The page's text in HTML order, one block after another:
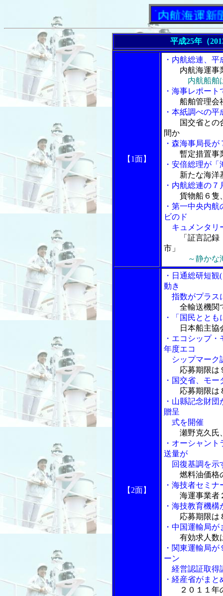
「内航海運新聞」ニ
平成25年（
【1面】
・内航総連、
内航海運事
内航船舶
・海事レポー
船舶管理会社
・本紙調べの
国交省との
間か
・森海事局長
暫定措置事
・安倍総理が
新たな海洋
・内航総連の
貨物船６隻
・第一中央内
ビのド
キュメンタリ
「証言記
市」
～静かな
【2面】
・日通総研短
動き
指数がプラス
全輸送機関
・「国民とと
日本船主
・エコシップ
年度エコ
シップマーク
応募期限は
・国交省、モ
応募期限は
・山縣記念財
贈呈
式を開催
瀬野克久氏
・オーシャン
送量が
回復基調を示
燃料油価格
・海技者セミ
海運事業者
・海技教育機
応募期限は
・中国運輸局
有効求人数
・関東運輸局
ーン
経営認証取得
・経産省がま
２０１１